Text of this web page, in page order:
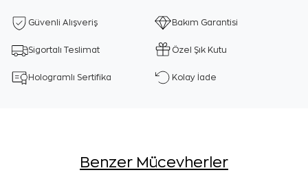
Güvenli Alışveriş Bakım Garantisi
Sigortalı Teslimat Özel Şık Kutu
Hologramlı Sertifika Kolay İade
Benzer Mücevherler